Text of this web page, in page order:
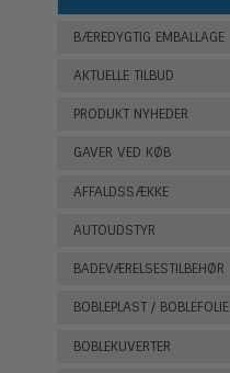
BÆREDYGTIG EMBALLAGE
AKTUELLE TILBUD
PRODUKT NYHEDER
GAVER VED KØB
AFFALDSSÆKKE
AUTOUDSTYR
BADEVÆRELSESTILBEHØR
BOBLEPLAST / BOBLEFOLIE
BOBLEKUVERTER